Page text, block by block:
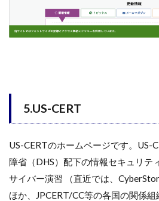
5.US-CERT
US-CERTのホームページです。US-
障省（DHS）配下の情報セキュリテ
サイバー演習 （直近では、
ほか、JPCERT/CC等の各国の関係